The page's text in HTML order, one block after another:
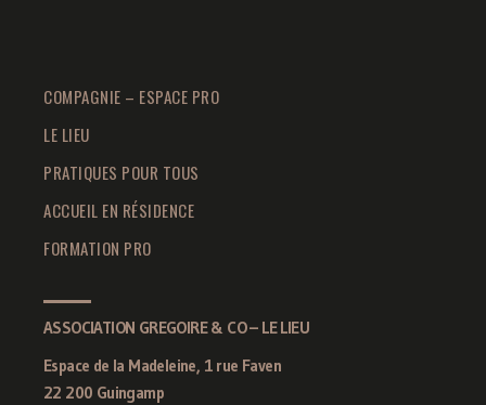
COMPAGNIE – ESPACE PRO
LE LIEU
PRATIQUES POUR TOUS
ACCUEIL EN RÉSIDENCE
FORMATION PRO
ASSOCIATION GREGOIRE & CO – LE LIEU
Espace de la Madeleine, 1 rue Faven
22 200 Guingamp